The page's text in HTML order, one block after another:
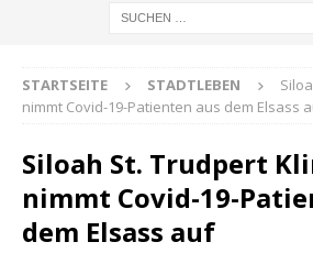
STARTSEITE STADTLEBEN
nimmt Covid-19-Patienten aus dem Elsass
Siloah St. Trudpert
nimmt Covid-19-
dem Elsass auf